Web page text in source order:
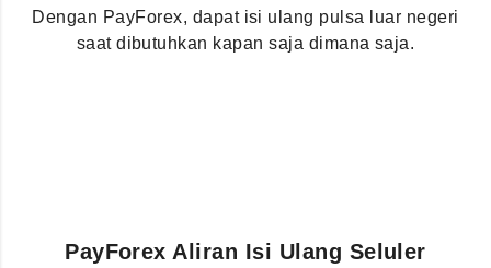
Dengan PayForex, dapat isi ulang pulsa luar negeri
saat dibutuhkan kapan saja dimana saja.
PayForex Aliran Isi Ulang Seluler